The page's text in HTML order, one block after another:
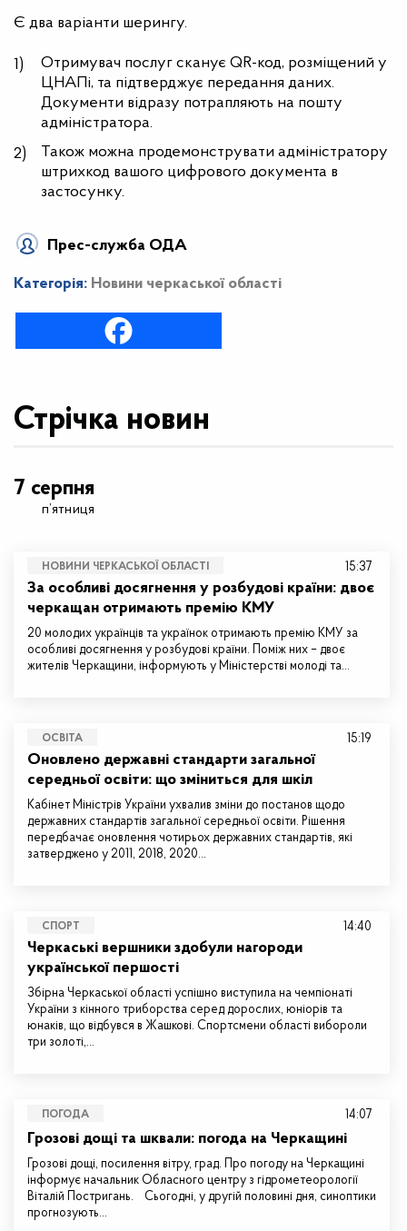
Є два варіанти шерингу.
Отримувач послуг сканує QR-код, розміщений у
ЦНАПі, та підтверджує передання даних.
Документи відразу потрапляють на пошту
адміністратора.
Також можна продемонструвати адміністратору
штрихкод вашого цифрового документа в
застосунку.
Прес-служба ОДА
Категорія: Новини черкаської області
Стрічка новин
7 серпня
п’ятниця
НОВИНИ ЧЕРКАСЬКОЇ ОБЛАСТІ
За особливі досягнення у розбудові країни: двоє
черкащан отримають премію КМУ
20 молодих українців та українок отримають премію КМУ за
особливі досягнення у розбудові країни. Поміж них – двоє
жителів Черкащини, інформують у Міністерстві молоді та…
15:37
ОСВІТА
Оновлено державні стандарти загальної
середньої освіти: що зміниться для шкіл
Кабінет Міністрів України ухвалив зміни до постанов щодо
державних стандартів загальної середньої освіти. Рішення
передбачає оновлення чотирьох державних стандартів, які
затверджено у 2011, 2018, 2020…
15:19
СПОРТ
Черкаські вершники здобули нагороди
української першості
Збірна Черкаської області успішно виступила на чемпіонаті
України з кінного триборства серед дорослих, юніорів та
юнаків, що відбувся в Жашкові. Спортсмени області вибороли
три золоті,…
14:40
ПОГОДА
Грозові дощі та шквали: погода на Черкащині
Грозові дощі, посилення вітру, град. Про погоду на Черкащині
інформує начальник Обласного центру з гідрометеорології
Віталій Постригань. Сьогодні, у другій половині дня, синоптики
прогнозують…
14:07